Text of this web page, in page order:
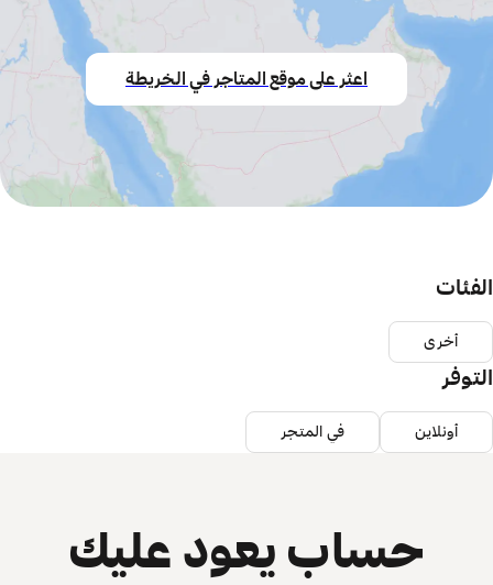
اعثر على موقع المتاجر في الخريطة
الفئات
أخرى
التوفر
أونلاين في المتجر
حساب يعود عليك